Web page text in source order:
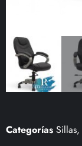
Categorías Sillas,